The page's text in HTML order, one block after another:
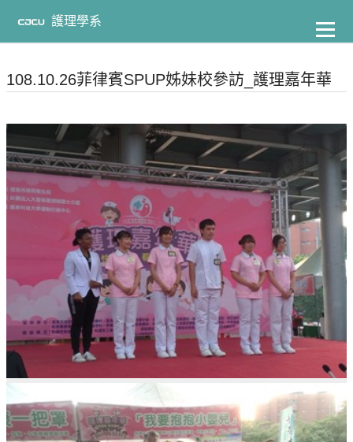
主
護理學系
108.10.26菲律賓SPUP姊妹校參訪_護理嘉年華